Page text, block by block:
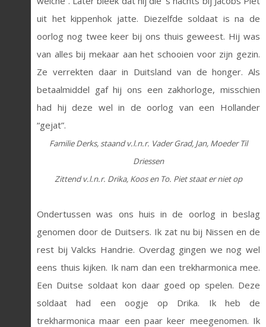
uit het kippenhok jatte. Diezelfde soldaat is na de
oorlog nog twee keer bij ons thuis geweest. Hij was
van alles bij mekaar aan het schooien voor zijn gezin.
Ze verrekten daar in Duitsland van de honger. Als
betaalmiddel gaf hij ons een zakhorloge, misschien
had hij deze wel in de oorlog van een Hollander
“gejat”.
Familie Derks, staand v.l.n.r. Vader Grad, Jan, Moeder Til
Driessen
Zittend v.l.n.r. Drika, Koos en To. Piet staat er niet op
Ondertussen was ons huis in de oorlog in beslag
genomen door de Duitsers. Ik zat nu bij Nissen en de
rest bij Valcks Handrie. Overdag gingen we nog wel
eens thuis kijken. Ik nam dan een trekharmonica mee.
Een Duitse soldaat kon daar goed op spelen. Deze
soldaat had een oogje op Drika. Ik heb de
trekharmonica maar een paar keer meegenomen. Ik